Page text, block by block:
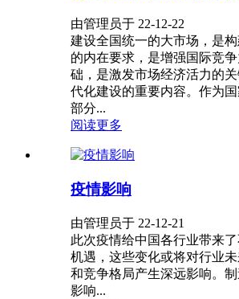
由管理员于 22-12-22
建设全国统一的大市场，是
的内在要求，是增强国际竞
础，是激发市场经济活力的
代化建设的重要内容。作为
部分...
阅读更多
疫情影响
由管理员于 22-12-21
此次疫情给中国各行业带来
机遇，这些变化或将对行业
和竞争格局产生深远影响。
影响...